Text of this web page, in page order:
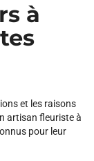
à
et les raisons
artisan fleuriste à
pour leur